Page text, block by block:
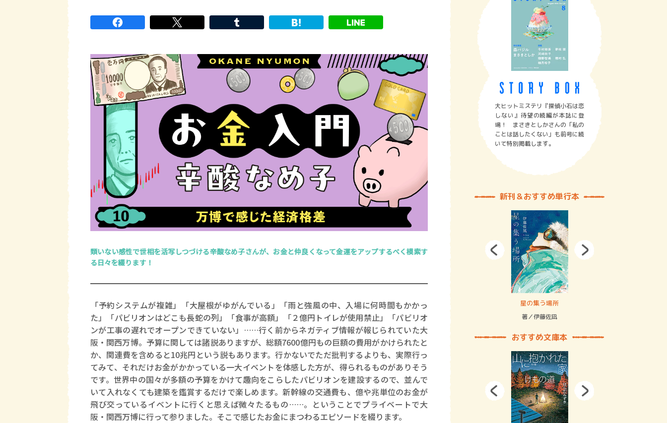
類いない感性で世相を活写しつづける辛酸なめ子さんが、お金と仲良くなって金運をアップするべく模索す
る日々を綴ります！
「予約システムが複雑」「大屋根がゆがんでいる」「雨と強風の中、入場に何時間もかかっ
た」「パビリオンはどこも長蛇の列」「食事が高額」「２億円トイレが使用禁止」「パビリオ
ンが工事の遅れでオープンできていない」……行く前からネガティブ情報が報じられていた大
阪・関西万博。予算に関しては諸説ありますが、総額7600億円もの巨額の費用がかけられたと
か、関連費を含めると10兆円という説もあります。行かないでただ批判するよりも、実際行っ
てみて、それだけお金がかかっている一大イベントを体感した方が、得られるものがありそう
です。世界中の国々が多額の予算をかけて趣向をこらしたパビリオンを建設するので、並んで
いて入れなくても建築を鑑賞するだけで楽しめます。新幹線の交通費も、億や兆単位のお金が
飛び交っているイベントに行くと思えば微々たるもの……。ということでプライベートで大
阪・関西万博に行って参りました。そこで感じたお金にまつわるエピソードを綴ります。
大ヒットミステリ『探偵小石は恋
しない』待望の続編が本誌に登
場！ まさきとしかさんの「私の
ことは話したくない」も前号に続
いて特別掲載します。
新刊＆おすすめ単行本
賞金稼ぎスリーサム！ 二重拘束の…
著／川瀬七緒
星の集う場所
著／伊藤佐凪
おすすめ文庫本